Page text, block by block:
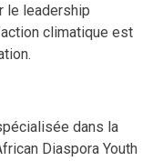
le leadership
climatique est
dans la
Diaspora Youth